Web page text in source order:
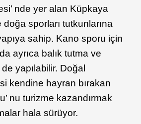
nde yer alan Küpkaya
sporları tutkunlarına
sahip. Kano sporu için
ayrıca balık tutma ve
yapılabilir. Doğal
kendine hayran bırakan
nu turizme kazandırmak
hala sürüyor.